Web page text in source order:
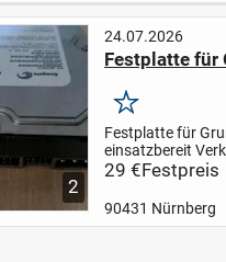
2
24.07.2026
Festplatte für
Merken
Festplatte für
einsatzbereit
29 €Festpreis
90431 Nürnberg